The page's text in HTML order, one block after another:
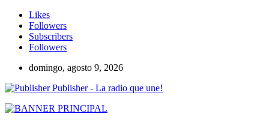
Likes
Followers
Subscribers
Followers
domingo, agosto 9, 2026
Publisher - La radio que une!